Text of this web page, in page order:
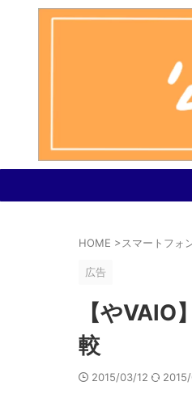
HOME >スマートフォ
広告
【や
較
2015/03/12